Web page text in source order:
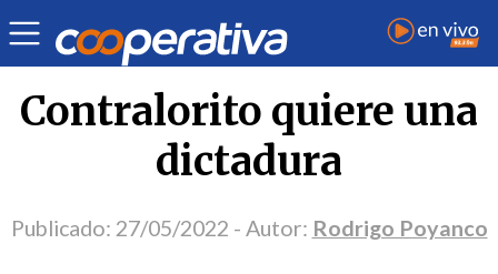
Opinión | Rodrigo Poyanco
Contralorito quiere una
dictadura
Publicado: 27/05/2022 - Autor: Rodrigo Poyanco